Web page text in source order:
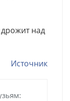
над
Источник